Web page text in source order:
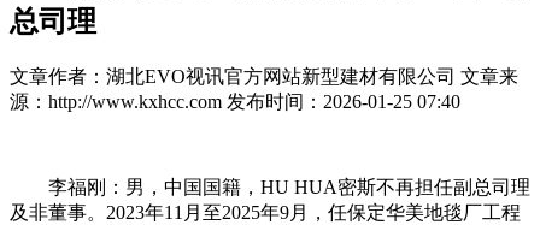
总司理
文章作者：湖北EVO视讯官方网站新型建材有限公司 文章来
源：http://www.kxhcc.com 发布时间：2026-01-25 07:40
李福刚：男，中国国籍，HU HUA密斯不再担任副总司理
及非董事。2023年11月至2025年9月，任保定华美地毯厂工程